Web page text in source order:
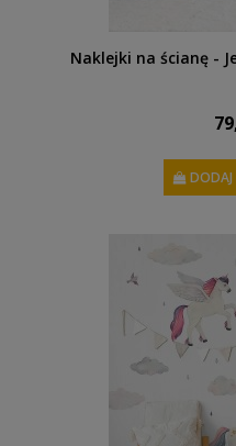
Naklejki na ścianę -